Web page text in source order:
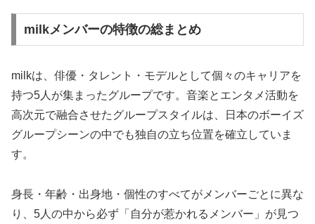
milkメンバーの特徴の総まとめ
milkは、俳優・タレント・モデルとして個々のキャリアを
持つ5人が集まったグループです。音楽とエンタメ活動を
高次元で融合させたグループスタイルは、日本のボーイズ
グループシーンの中でも独自の立ち位置を確立していま
す。
身長・年齢・出身地・個性のすべてがメンバーごとに異な
り、5人の中から必ず「自分が惹かれるメンバー」が見つ